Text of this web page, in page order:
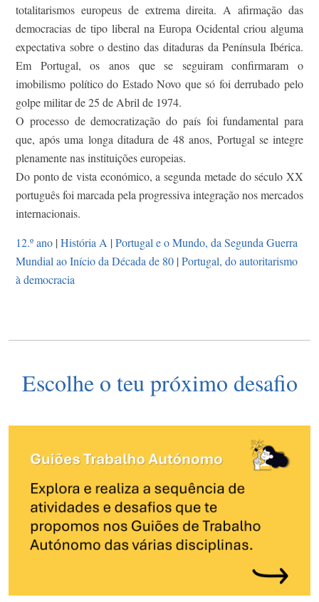
totalitarismos europeus de extrema direita. A afirmação das
democracias de tipo liberal na Europa Ocidental criou alguma
expectativa sobre o destino das ditaduras da Península Ibérica.
Em Portugal, os anos que se seguiram confirmaram o
imobilismo político do Estado Novo que só foi derrubado pelo
golpe militar de 25 de Abril de 1974.
O processo de democratização do país foi fundamental para
que, após uma longa ditadura de 48 anos, Portugal se integre
plenamente nas instituições europeias.
Do ponto de vista económico, a segunda metade do século XX
português foi marcada pela progressiva integração nos mercados
internacionais.
12.º ano |História A |Portugal e o Mundo, da Segunda Guerra
Mundial ao Início da Década de 80 |Portugal, do autoritarismo
à democracia
Escolhe o teu próximo desafio